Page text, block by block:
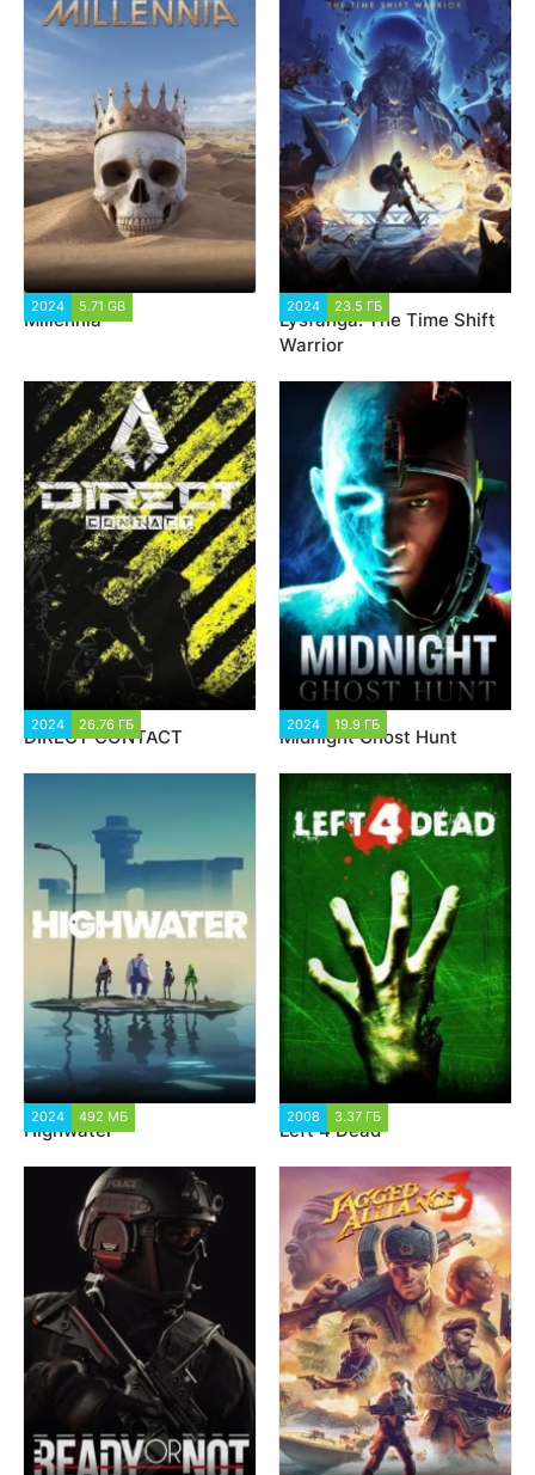
2024 5.71 GB
Millennia
2024 23.5 ГБ
Lysfanga: The Time Shift
Warrior
2024 26.76 ГБ
DIRECT CONTACT
2024 19.9 ГБ
Midnight Ghost Hunt
2024 492 МБ
Highwater
2008 3.37 ГБ
Left 4 Dead